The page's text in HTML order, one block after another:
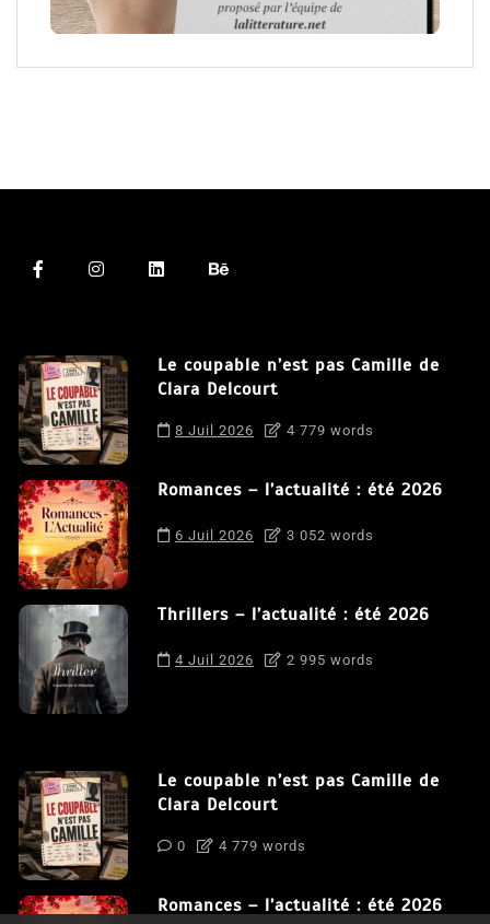
Le coupable n’est pas Camille de
Clara Delcourt
8 Juil 2026 4 779 words
Romances – l’actualité : été 2026
6 Juil 2026 3 052 words
Thrillers – l’actualité : été 2026
4 Juil 2026 2 995 words
Le coupable n’est pas Camille de
Clara Delcourt
0 4 779 words
Romances – l’actualité : été 2026